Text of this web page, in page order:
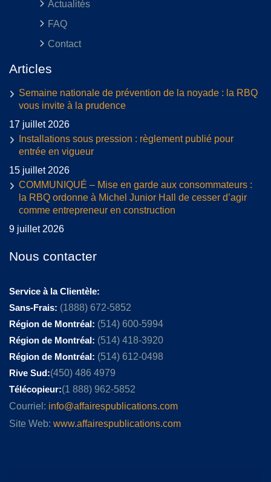
Actualités
FAQ
Contact
Articles
Semaine nationale de prévention de la noyade : la RBQ
vous invite à la prudence
17 juillet 2026
Installations sous pression : règlement publié pour
entrée en vigueur
15 juillet 2026
COMMUNIQUÉ – Mise en garde aux consommateurs :
la RBQ ordonne à Michel Junior Hall de cesser d’agir
comme entrepreneur en construction
9 juillet 2026
Nous contacter
Service à la Clientèle:
Sans-Frais: (1888) 672-5852
Région de Montréal: (514) 600-5994
Région de Montréal: (514) 418-3920
Région de Montréal: (514) 612-0498
Rive Sud:(450) 486 4979
Télécopieur:(1 888) 962-5852
Courriel: info@affairespublications.com
Site Web: www.affairespublications.com